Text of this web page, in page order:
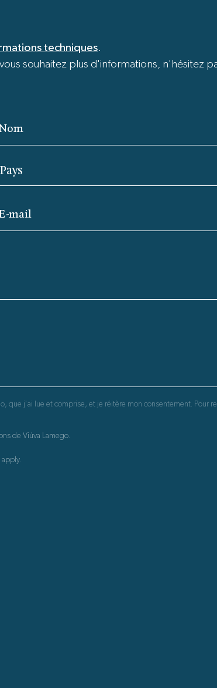
techniques.
souhaitez plus d'informations, n'hésitez
mail
que j'ai lue et comprise, et je réitère mon consentement. Pour
de Viúva Lamego.
apply.